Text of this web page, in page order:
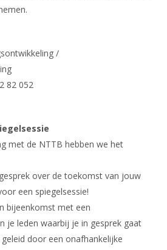
/
e-mail)
82 052
met de NTTB hebben we het
over de toekomst van jouw
een spiegelsessie!
bijeenkomst met een
je leden waarbij je in gesprek gaat
door een onafhankelijke